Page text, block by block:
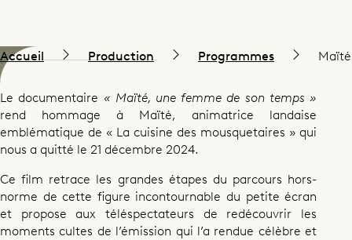
Accueil Production Programmes
Le documentaire « Maïté, une femme de son temps »
rend hommage à Maïté, animatrice landaise
emblématique de « La cuisine des mousquetaires » qui
nous a quitté le 21 décembre 2024.
Ce film retrace les grandes étapes du parcours hors-
norme de cette figure incontournable du petite écran
et propose aux téléspectateurs de redécouvrir les
moments cultes de l’émission qui l’a rendue célèbre et